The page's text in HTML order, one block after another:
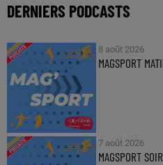
DERNIERS PODCASTS
8 août 2026
MAGSPORT
7 août 2026
MAGSPORT